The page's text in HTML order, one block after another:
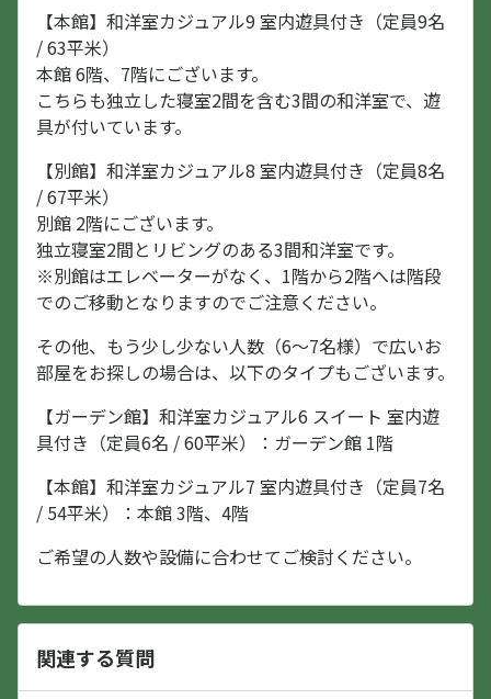
【本館】和洋室カジュアル9 室内遊具付き（定員9名
/ 63平米）
本館 6階、7階にございます。
こちらも独立した寝室2間を含む3間の和洋室で、遊
具が付いています。
【別館】和洋室カジュアル8 室内遊具付き（定員8名
/ 67平米）
別館 2階にございます。
独立寝室2間とリビングのある3間和洋室です。
※別館はエレベーターがなく、1階から2階へは階段
でのご移動となりますのでご注意ください。
その他、もう少し少ない人数（6〜7名様）で広いお
部屋をお探しの場合は、以下のタイプもございます。
【ガーデン館】和洋室カジュアル6 スイート 室内遊
具付き（定員6名 / 60平米）：ガーデン館 1階
【本館】和洋室カジュアル7 室内遊具付き（定員7名
/ 54平米）：本館 3階、4階
ご希望の人数や設備に合わせてご検討ください。
関連する質問